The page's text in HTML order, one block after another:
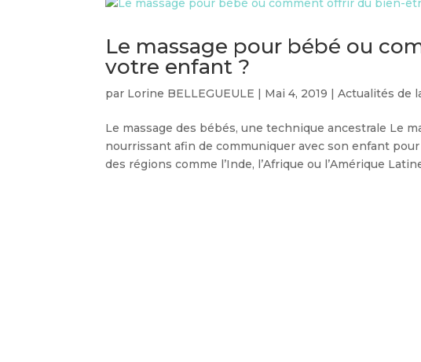
Le massage pour bébé ou
votre enfant ?
par Lorine BELLEGUEULE | Mai 4, 2019 |Actualités de
Le massage des bébés, une technique ancestrale Le
nourrissant afin de communiquer avec son enfant
des régions comme l’Inde, l’Afrique ou l’Amérique